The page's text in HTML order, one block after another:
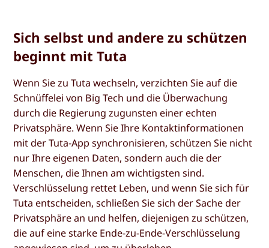
Sich selbst und andere zu schützen
beginnt mit Tuta
Wenn Sie zu Tuta wechseln, verzichten Sie auf die
Schnüffelei von Big Tech und die Überwachung
durch die Regierung zugunsten einer echten
Privatsphäre. Wenn Sie Ihre Kontaktinformationen
mit der Tuta-App synchronisieren, schützen Sie nicht
nur Ihre eigenen Daten, sondern auch die der
Menschen, die Ihnen am wichtigsten sind.
Verschlüsselung rettet Leben, und wenn Sie sich für
Tuta entscheiden, schließen Sie sich der Sache der
Privatsphäre an und helfen, diejenigen zu schützen,
die auf eine starke Ende-zu-Ende-Verschlüsselung